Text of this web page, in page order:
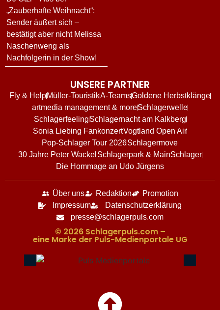
„Zauberhafte Weihnacht“:
Sender äußert sich –
bestätigt aber nicht Melissa
Naschenweng als
Nachfolgerin in der Show!
UNSERE PARTNER
Fly & HelpMüller-TouristikA-TeamsGoldene Herbstklänge
artmedia management & moreSchlagerwelle
SchlagerfeelingSchlagernacht am Kalkberg
Sonia Liebing FankonzertVogtland Open Air
Pop-Schlager Tour 2026Schlagermove
30 Jahre Peter Wackel Schlagerpark & MainSchlager
Die Hommage an Udo Jürgens
Über uns Redaktion
Promotion
Impressum
Datenschutzerklärung
presse@schlagerpuls.com
© 2026 Schlagerpuls.com –
eine Marke der Puls-Medienportale UG​